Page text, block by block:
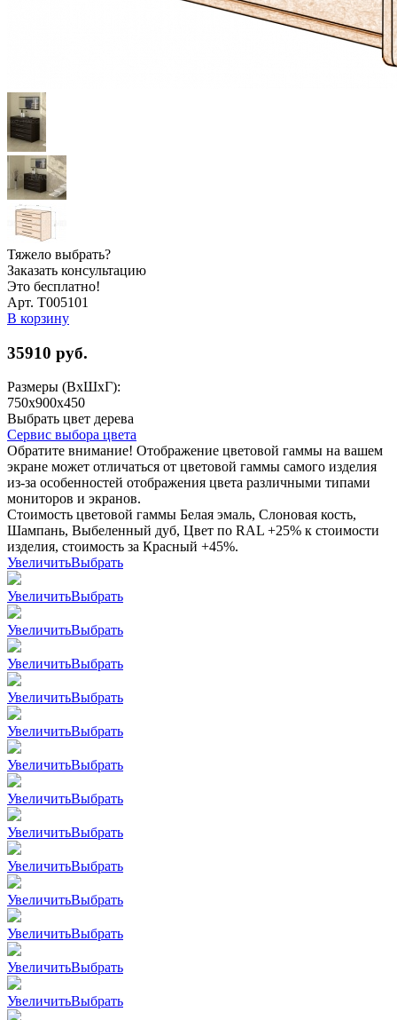
Тяжело выбрать?
Заказать консультацию
Это бесплатно!
Арт. Т005101
В корзину
35910 руб.
Размеры (ВхШхГ):
750x900x450
Выбрать цвет дерева
Сервис выбора цвета
Обратите внимание! Отображение цветовой гаммы на вашем
экране может отличаться от цветовой гаммы самого изделия
из-за особенностей отображения цвета различными типами
мониторов и экранов.
Стоимость цветовой гаммы Белая эмаль, Слоновая кость,
Шампань, Выбеленный дуб, Цвет по RAL +25% к стоимости
изделия, стоимость за Красный +45%.
УвеличитьВыбрать
УвеличитьВыбрать
УвеличитьВыбрать
УвеличитьВыбрать
УвеличитьВыбрать
УвеличитьВыбрать
УвеличитьВыбрать
УвеличитьВыбрать
УвеличитьВыбрать
УвеличитьВыбрать
УвеличитьВыбрать
УвеличитьВыбрать
УвеличитьВыбрать
УвеличитьВыбрать